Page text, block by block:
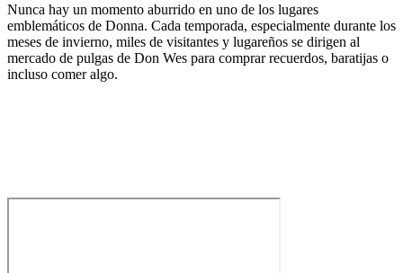
Nunca hay un momento aburrido en uno de los lugares
emblemáticos de Donna. Cada temporada, especialmente durante los
meses de invierno, miles de visitantes y lugareños se dirigen al
mercado de pulgas de Don Wes para comprar recuerdos, baratijas o
incluso comer algo.